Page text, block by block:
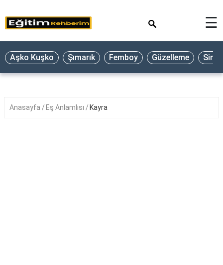
☰
Aşko Kuşko Şımarık Femboy Güzelleme
Anasayfa Eş Anlamlısı Kayra